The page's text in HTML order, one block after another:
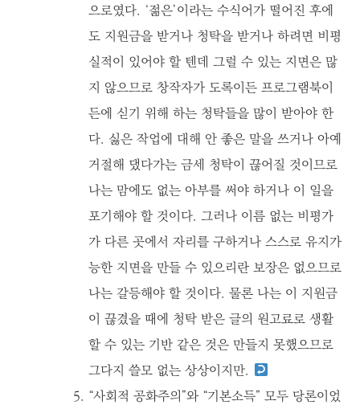
으로였다. ‘젊은’이라는 수식어가 떨어진 후에
도 지원금을 받거나 청탁을 받거나 하려면 비평
실적이 있어야 할 텐데 그럴 수 있는 지면은 많
지 않으므로 창작자가 도록이든 프로그램북이
든에 싣기 위해 하는 청탁들을 많이 받아야 한
다. 싫은 작업에 대해 안 좋은 말을 쓰거나 아예
거절해 댔다가는 금세 청탁이 끊어질 것이므로
나는 맘에도 없는 아부를 써야 하거나 이 일을
포기해야 할 것이다. 그러나 이름 없는 비평가
가 다른 곳에서 자리를 구하거나 스스로 유지가
능한 지면을 만들 수 있으리란 보장은 없으므로
나는 갈등해야 할 것이다. 물론 나는 이 지원금
이 끊겼을 때에 청탁 받은 글의 원고료로 생활
할 수 있는 기반 같은 것은 만들지 못했으므로
그다지 쓸모 없는 상상이지만.
“사회적 공화주의”와 “기본소득” 모두 당론이었